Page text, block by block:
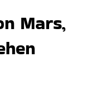
Mars,